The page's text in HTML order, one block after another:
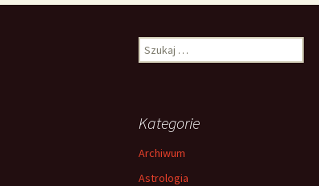
Szukaj:
Kategorie
Archiwum
Astrologia